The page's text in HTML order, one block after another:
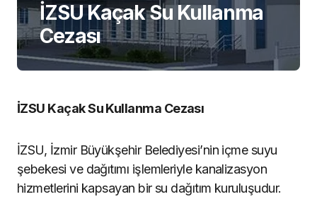
İZSU Kaçak Su Kullanma
Cezası
İZSU Kaçak Su Kullanma Cezası
İZSU, İzmir Büyükşehir Belediyesi’nin içme suyu
şebekesi ve dağıtımı işlemleriyle kanalizasyon
hizmetlerini kapsayan bir su dağıtım kuruluşudur.